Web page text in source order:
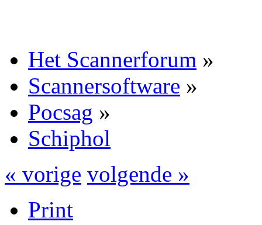
Het Scannerforum »
Scannersoftware »
Pocsag »
Schiphol
« vorige volgende »
Print